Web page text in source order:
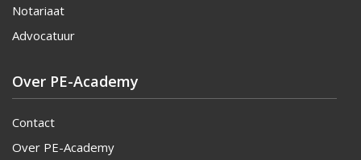
Notariaat
Advocatuur
Over PE-Academy
Contact
Over PE-Academy